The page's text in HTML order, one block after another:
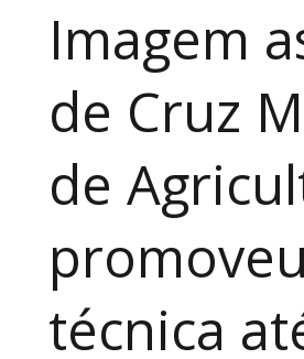
Imagem
de Cruz
de
técnica